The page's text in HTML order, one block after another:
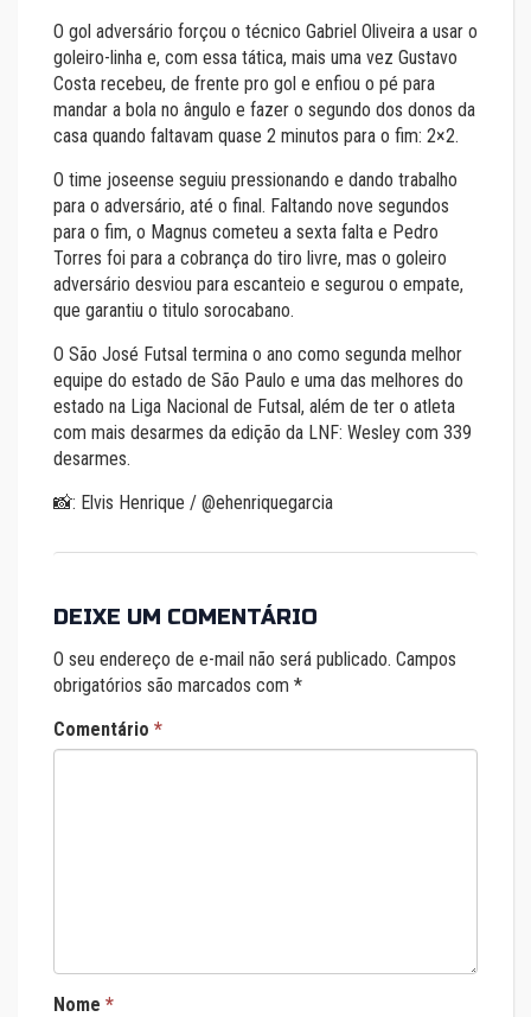
O gol adversário forçou o técnico Gabriel Oliveira a usar o
goleiro-linha e, com essa tática, mais uma vez Gustavo
Costa recebeu, de frente pro gol e enfiou o pé para
mandar a bola no ângulo e fazer o segundo dos donos da
casa quando faltavam quase 2 minutos para o fim: 2×2.
O time joseense seguiu pressionando e dando trabalho
para o adversário, até o final. Faltando nove segundos
para o fim, o Magnus cometeu a sexta falta e Pedro
Torres foi para a cobrança do tiro livre, mas o goleiro
adversário desviou para escanteio e segurou o empate,
que garantiu o titulo sorocabano.
O São José Futsal termina o ano como segunda melhor
equipe do estado de São Paulo e uma das melhores do
estado na Liga Nacional de Futsal, além de ter o atleta
com mais desarmes da edição da LNF: Wesley com 339
desarmes.
📸: Elvis Henrique / @ehenriquegarcia
DEIXE UM COMENTÁRIO
O seu endereço de e-mail não será publicado. Campos
obrigatórios são marcados com *
Comentário *
Nome *